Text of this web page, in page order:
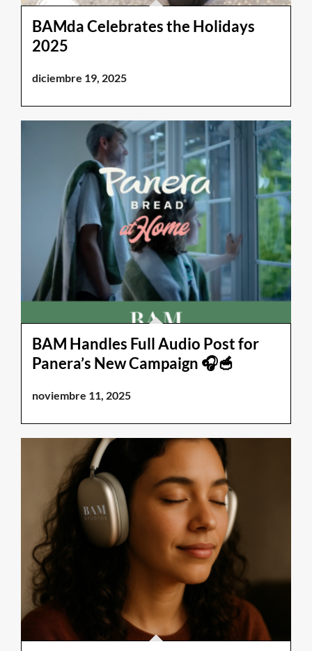
BAMda Celebrates the Holidays
2025
diciembre 19, 2025
BAM Handles Full Audio Post for
Panera’s New Campaign 🎧🥣
noviembre 11, 2025